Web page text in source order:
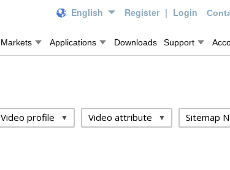
English Register | Login
Markets Applications Downloads Support
Video profile Video attribute Sitemap